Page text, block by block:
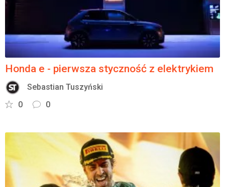
Honda e - pierwsza styczność z elektrykiem
Sebastian Tuszyński
0
0